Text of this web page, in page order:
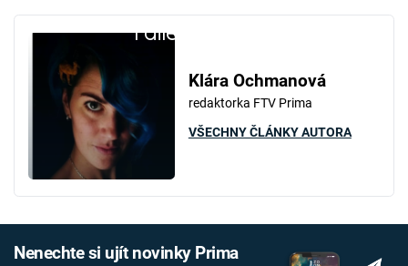
Failed to fetch
Klára Ochmanová
redaktorka FTV Prima
VŠECHNY ČLÁNKY AUTORA
Nenechte si ujít novinky Prima